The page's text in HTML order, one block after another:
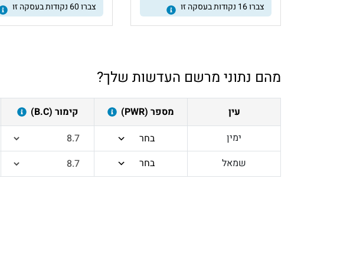
צברו16 נקודות בעסקה זו צברו60 נקודות בעסקה זו
מהם נתוני מרשם העדשות שלך?
עין מספר (PWR) קימור (B.C)
ימין
בחר
שמאל
בחר